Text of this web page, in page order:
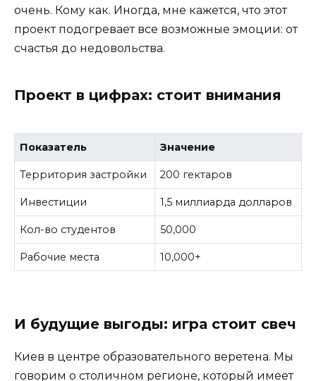
очень. Кому как. Иногда, мне кажется, что этот
проект подогревает все возможные эмоции: от
счастья до недовольства.
Проект в цифрах: стоит внимания
Показатель Значение
Территория застройки 200 гектаров
Инвестиции 1,5 миллиарда долларов
Кол-во студентов 50,000
Рабочие места 10,000+
И будущие выгоды: игра стоит свеч
Киев в центре образовательного веретена. Мы
говорим о столичном регионе, который имеет